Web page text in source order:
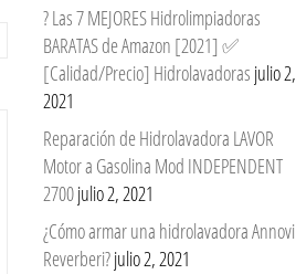
? Las 7 MEJORES Hidrolimpiadoras
BARATAS de Amazon [2021] ✅
[Calidad/Precio] Hidrolavadoras julio 2,
2021
Reparación de Hidrolavadora LAVOR
Motor a Gasolina Mod INDEPENDENT
2700julio 2, 2021
¿Cómo armar una hidrolavadora Annovi
Reverberi?julio 2, 2021